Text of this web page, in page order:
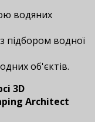
водяних
підбором водної
об'єктів.
3D
Architect